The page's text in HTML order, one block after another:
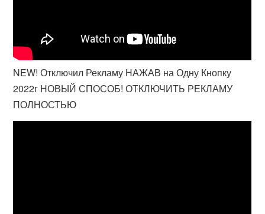
NEW! Отключил Рекламу НАЖАВ на Одну Кнопку
2022г НОВЫЙ СПОСОБ! ОТКЛЮЧИТЬ РЕКЛАМУ
ПОЛНОСТЬЮ